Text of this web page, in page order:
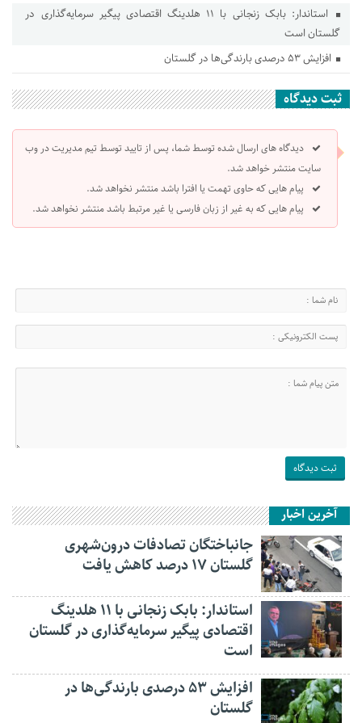
استاندار: بابک زنجانی با ۱۱ هلدینگ اقتصادی پیگیر سرمایه‌گذاری در
گلستان است
افزایش ۵۳ درصدی بارندگی‌ها در گلستان
ثبت دیدگاه
دیدگاه های ارسال شده توسط شما، پس از تایید توسط تیم مدیریت در وب
سایت منتشر خواهد شد.
پیام هایی که حاوی تهمت یا افترا باشد منتشر نخواهد شد.
پیام هایی که به غیر از زبان فارسی یا غیر مرتبط باشد منتشر نخواهد شد.
آخرین اخبار
جانباختگان تصادفات درون‌شهری
گلستان ۱۷ درصد کاهش یافت
استاندار: بابک زنجانی با ۱۱ هلدینگ
اقتصادی پیگیر سرمایه‌گذاری در گلستان
است
افزایش ۵۳ درصدی بارندگی‌ها در
گلستان